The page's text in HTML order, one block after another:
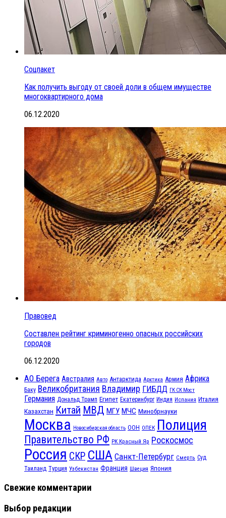
Соцпакет
Как получить выгоду от своей доли в общем имуществе
многоквартирного дома
06.12.2020
Правовед
Составлен рейтинг криминогенно опасных российских
городов
06.12.2020
АО Берега Австралия Авто Антарктида Арктика Армия Африка
Баку Великобритания Владимир ГИБДД ГК СК Мост
Германия Дональд Трамп Египет Екатеринбург Индия Испания Италия
Казахстан Китай МВД МГУ МЧС Минобрнауки
Москва Новосибирская область ООН ОПЕК Полиция
Правительство РФ РК Красный Яр Роскосмос
Россия СКР США Санкт-Петербург Смерть Суд
Таиланд Турция Узбекистан Франция Швеция Япония
Свежие комментарии
Выбор редакции